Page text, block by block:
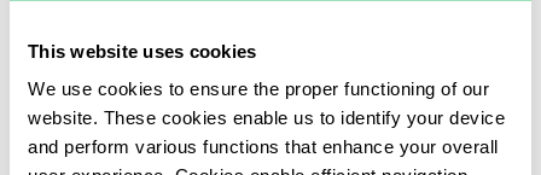
This website uses cookies
We use cookies to ensure the proper functioning of our
website. These cookies enable us to identify your device
and perform various functions that enhance your overall